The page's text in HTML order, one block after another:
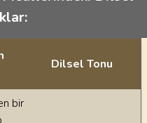
Dilsel Tonu
bir